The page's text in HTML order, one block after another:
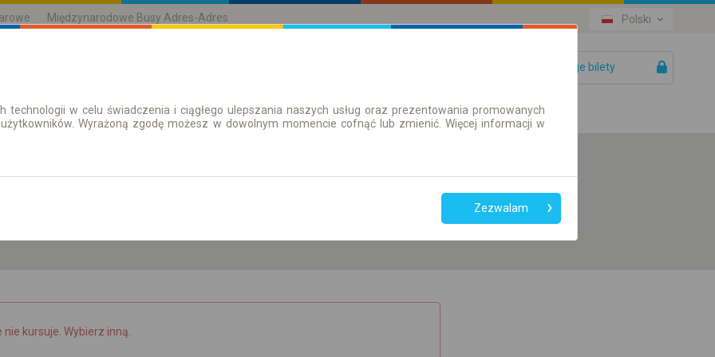
Międzynarodowe Busy Adres-Adres Polski
Twoje bilety
| Bilety Bilety okresowe
przesiadek
Tylko bilet online
nie kursuje. Wybierz inną.
technologii w celu świadczenia i ciągłego ulepszania naszych usług oraz prezentowania promowanych
Wyrażoną zgodę możesz w dowolnym momencie cofnąć lub zmienić. Więcej informacji w
Zezwalam